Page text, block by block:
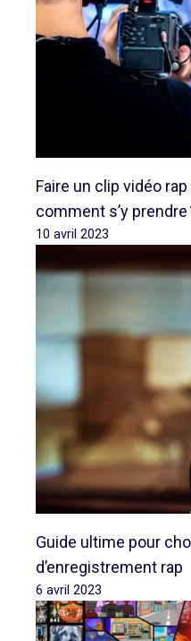
Faire un clip vidéo
comment s’y prendre
10 avril 2023
Guide ultime pour
d’enregistrement rap
6 avril 2023